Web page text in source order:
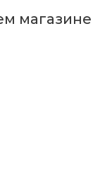
магазине